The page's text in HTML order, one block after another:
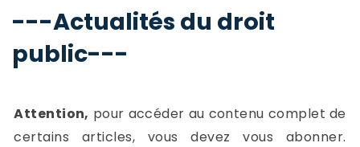
Droit privé ---
Abonnement aux actualités
---Actualités du droit
public---
Attention, pour accéder au contenu complet de
certains articles, vous devez vous abonner.